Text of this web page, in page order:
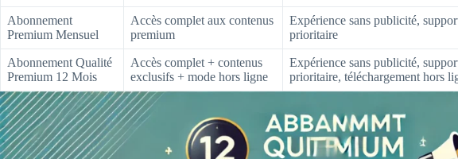
Abonnement
Premium Mensuel
Accès complet aux contenus
premium
Expérience sans publicité,
prioritaire
Abonnement Qualité
Premium 12 Mois
Accès complet + contenus
exclusifs + mode hors ligne
Expérience sans publicité,
prioritaire, téléchargement hors